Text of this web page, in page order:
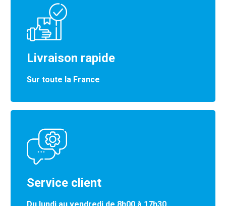
Livraison rapide
Sur toute la France
Service client